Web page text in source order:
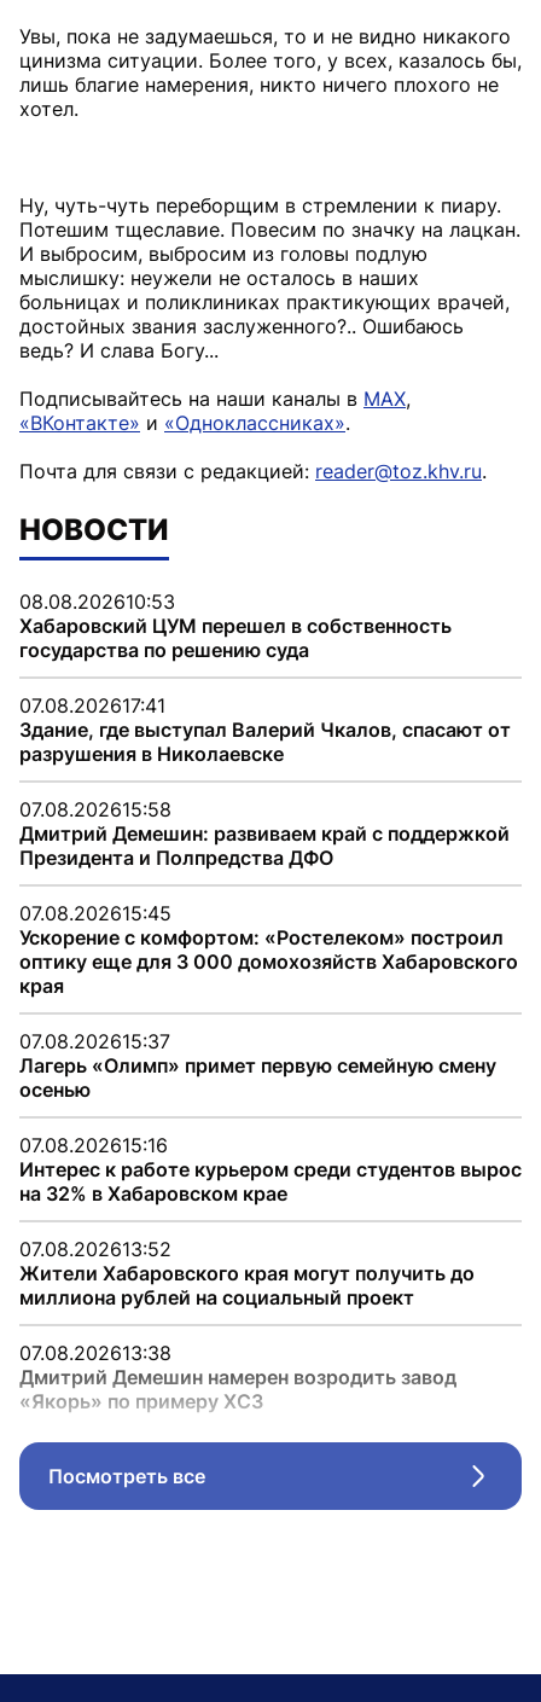
Увы, пока не задумаешься, то и не видно никакого
цинизма ситуации. Более того, у всех, казалось бы,
лишь благие намерения, никто ничего плохого не
хотел.
Ну, чуть-чуть переборщим в стремлении к пиару.
Потешим тщеславие. Повесим по значку на лацкан.
И выбросим, выбросим из головы подлую
мыслишку: неужели не осталось в наших
больницах и поликлиниках практикующих врачей,
достойных звания заслуженного?.. Ошибаюсь
ведь? И слава Богу...
Подписывайтесь на наши каналы в MAX,
«ВКонтакте» и «Одноклассниках».
Почта для связи с редакцией: reader@toz.khv.ru.
НОВОСТИ
08.08.202610:53
Хабаровский ЦУМ перешел в собственность
государства по решению суда
07.08.202617:41
Здание, где выступал Валерий Чкалов, спасают от
разрушения в Николаевске
07.08.202615:58
Дмитрий Демешин: развиваем край с поддержкой
Президента и Полпредства ДФО
07.08.202615:45
Ускорение с комфортом: «Ростелеком» построил
оптику еще для 3 000 домохозяйств Хабаровского
края
07.08.202615:37
Лагерь «Олимп» примет первую семейную смену
осенью
07.08.202615:16
Интерес к работе курьером среди студентов вырос
на 32% в Хабаровском крае
07.08.202613:52
Жители Хабаровского края могут получить до
миллиона рублей на социальный проект
07.08.202613:38
Дмитрий Демешин намерен возродить завод
«Якорь» по примеру ХСЗ
Посмотреть все